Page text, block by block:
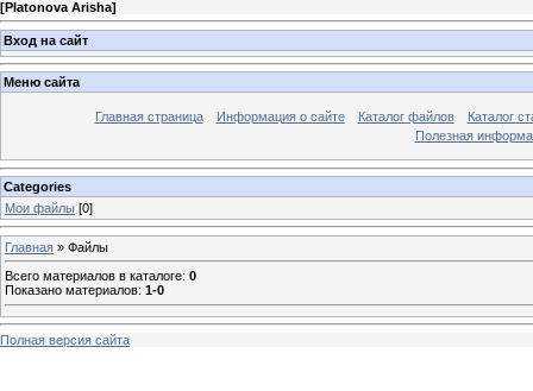
[Platonova Arisha]
Вход на сайт
Меню сайта
Главная страница Информация о сайте Каталог файлов
Каталог
Полезная
Categories
Мои файлы [0]
Главная » Файлы
Всего материалов в каталоге: 0
Показано материалов: 1-0
Полная версия сайта